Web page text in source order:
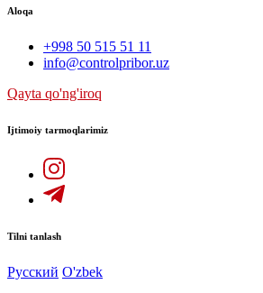
Aloqa
+998 50 515 51 11
info@controlpribor.uz
Qayta qo'ng'iroq
Ijtimoiy tarmoqlarimiz
Tilni tanlash
Русский O'zbek